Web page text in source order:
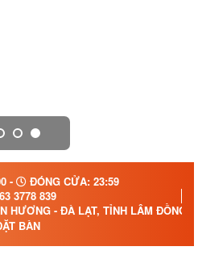
-
ĐÓNG CỬA: 23:59
3778 839
HƯƠNG - ĐÀ LẠT, TỈNH LÂM ĐỒNG
BÀN